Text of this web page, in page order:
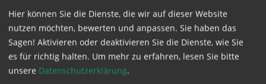
auszukommen glauben, stets der Katastrophe der
Selbstzerstörung preisgegeben sind."
Begegnung mit den österreichischen Bischöfen,
Hier können Sie die Dienste, die wir auf dieser Website
nutzen möchten, bewerten und anpassen. Sie haben das
Sagen! Aktivieren oder deaktivieren Sie die Dienste, wie Sie
es für richtig halten. Um mehr zu erfahren, lesen Sie bitte
unsere Datenschutzerklärung.